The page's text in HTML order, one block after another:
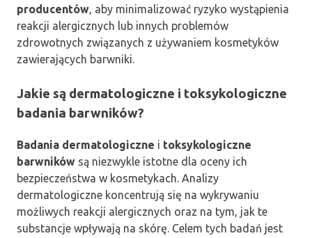
producentów, aby minimalizować ryzyko wystąpienia
reakcji alergicznych lub innych problemów
zdrowotnych związanych z używaniem kosmetyków
zawierających barwniki.
Jakie są dermatologiczne i toksykologiczne
badania barwników?
Badania dermatologiczne i toksykologiczne
barwników są niezwykle istotne dla oceny ich
bezpieczeństwa w kosmetykach. Analizy
dermatologiczne koncentrują się na wykrywaniu
możliwych reakcji alergicznych oraz na tym, jak te
substancje wpływają na skórę. Celem tych badań jest